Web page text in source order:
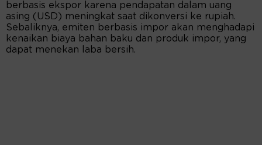
berbasis ekspor karena pendapatan dalam uang
asing (USD) meningkat saat dikonversi ke rupiah.
Sebaliknya, emiten berbasis impor akan menghadapi
kenaikan biaya bahan baku dan produk impor, yang
dapat menekan laba bersih.